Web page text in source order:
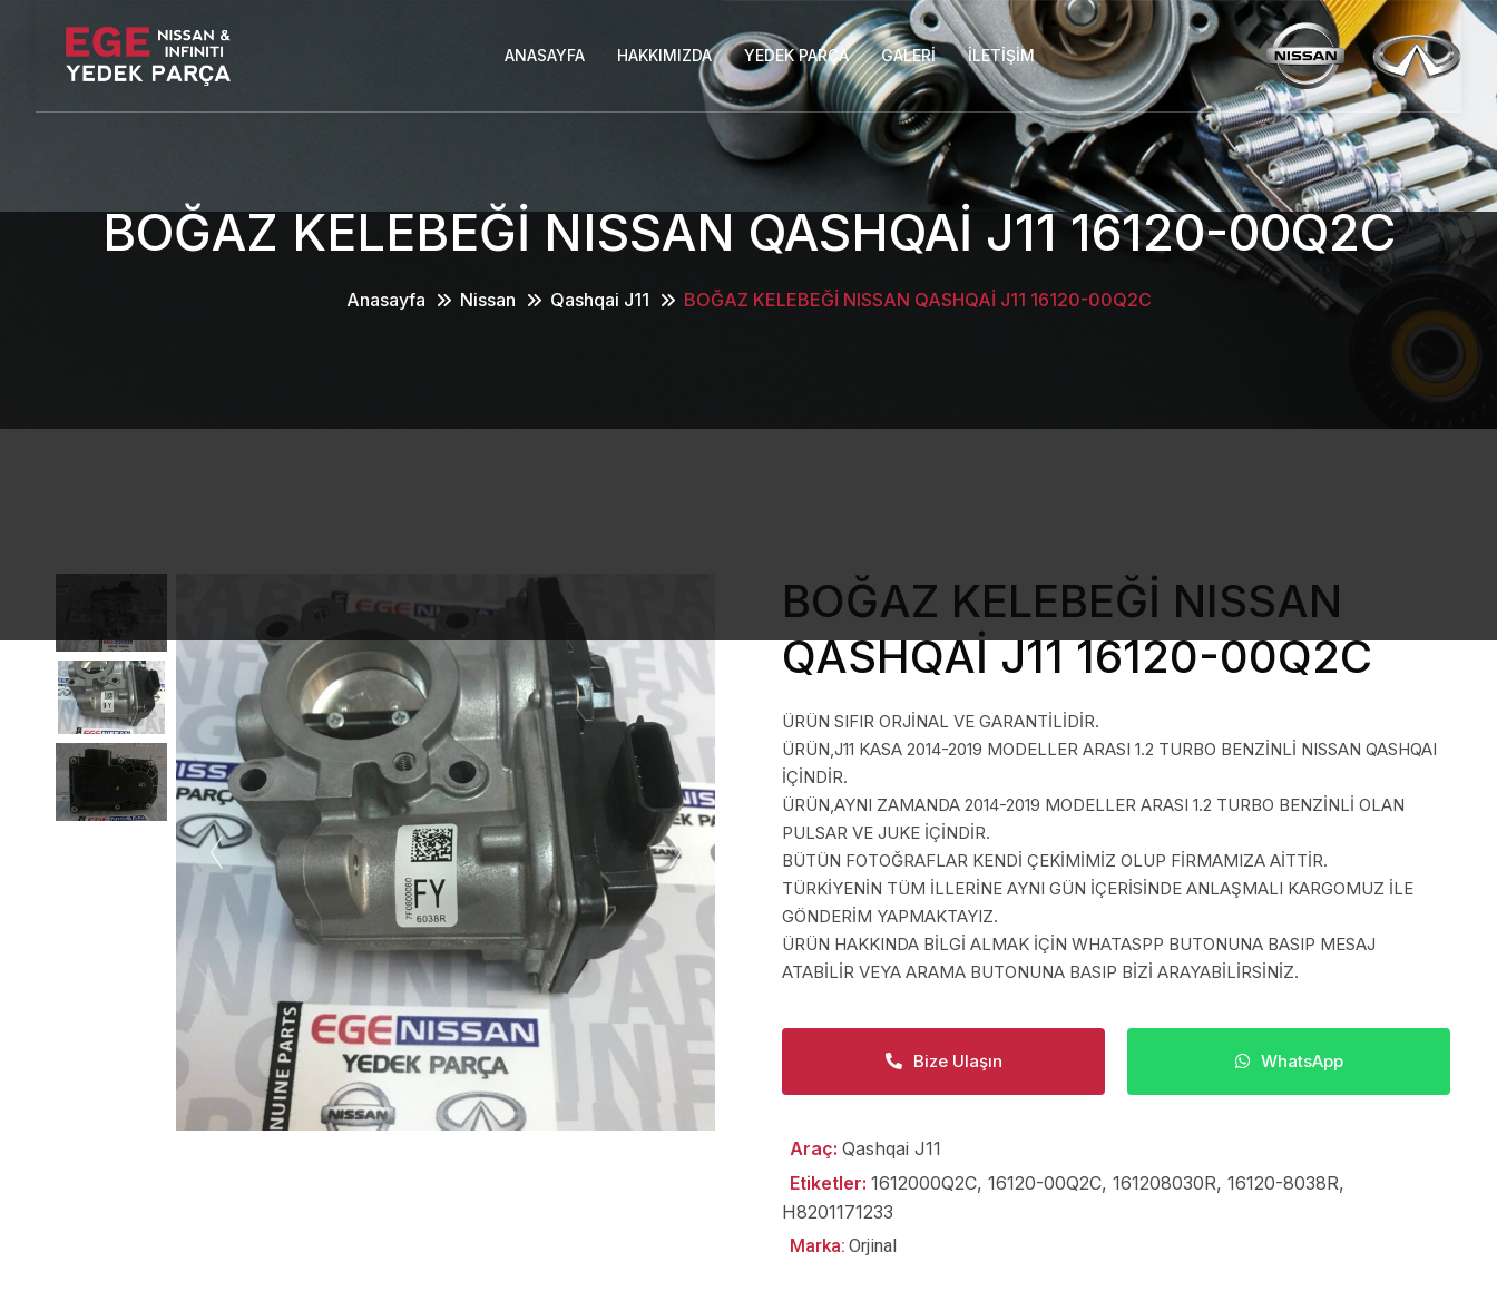
ANASAYFA HAKKIMIZDA YEDEK PARÇA GALERI İLETIŞIM
BOĞAZ KELEBEĞİ NISSAN QASHQAİ J11 16120-00Q2C
Anasayfa Nissan Qashqai J11 BOĞAZ KELEBEĞİ NISSAN QASHQAİ J11 16120-00Q2C
BOĞAZ KELEBEĞİ NISSAN
QASHQAİ J11 16120-00Q2C
ÜRÜN SIFIR ORJİNAL VE GARANTİLİDİR.
ÜRÜN,J11 KASA 2014-2019 MODELLER ARASI 1.2 TURBO BENZİNLİ NISSAN QASHQAI
İÇİNDİR.
ÜRÜN,AYNI ZAMANDA 2014-2019 MODELLER ARASI 1.2 TURBO BENZİNLİ OLAN
PULSAR VE JUKE İÇİNDİR.
BÜTÜN FOTOĞRAFLAR KENDİ ÇEKİMİMİZ OLUP FİRMAMIZA AİTTİR.
TÜRKİYENİN TÜM İLLERİNE AYNI GÜN İÇERİSİNDE ANLAŞMALI KARGOMUZ İLE
GÖNDERİM YAPMAKTAYIZ.
ÜRÜN HAKKINDA BİLGİ ALMAK İÇİN WHATASPP BUTONUNA BASIP MESAJ
ATABİLİR VEYA ARAMA BUTONUNA BASIP BİZİ ARAYABİLİRSİNİZ.
Bize Ulaşın WhatsApp
Araç: Qashqai J11
Etiketler: 1612000Q2C, 16120-00Q2C, 161208030R, 16120-8038R,
H8201171233
Marka: Orjinal